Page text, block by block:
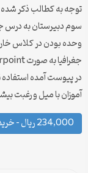
توجه به کطالب ذکر شده
وحده بودن در کلاس
در پیوست آمده
آموزان با میل و رغبت
234,000 ریال – خرید